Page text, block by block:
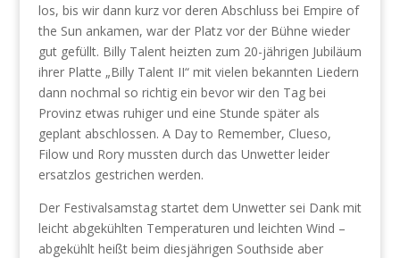
los, bis wir dann kurz vor deren Abschluss bei Empire of
the Sun ankamen, war der Platz vor der Bühne wieder
gut gefüllt. Billy Talent heizten zum 20-jährigen Jubiläum
ihrer Platte „Billy Talent II“ mit vielen bekannten Liedern
dann nochmal so richtig ein bevor wir den Tag bei
Provinz etwas ruhiger und eine Stunde später als
geplant abschlossen. A Day to Remember, Clueso,
Filow und Rory mussten durch das Unwetter leider
ersatzlos gestrichen werden.
Der Festivalsamstag startet dem Unwetter sei Dank mit
leicht abgekühlten Temperaturen und leichten Wind –
abgekühlt heißt beim diesjährigen Southside aber